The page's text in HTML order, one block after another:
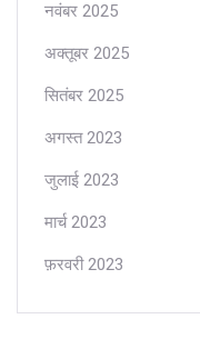
नवंबर 2025
अक्तूबर 2025
सितंबर 2025
अगस्त 2023
जुलाई 2023
मार्च 2023
फ़रवरी 2023